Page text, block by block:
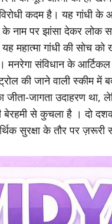
डहरिया के द्वारा प्रेस
की मूल आत्मा को ही
कदम है। यह गांधी के
के नाम पर झांसा देकर
महात्मा गांधी की सोच
संविधान के आर्टिकल
की जाने वाली स्कीम में
जागता उदाहरण था,